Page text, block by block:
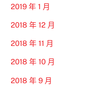
2019 年 1 月
2018 年 12 月
2018 年 11 月
2018 年 10 月
2018 年 9 月